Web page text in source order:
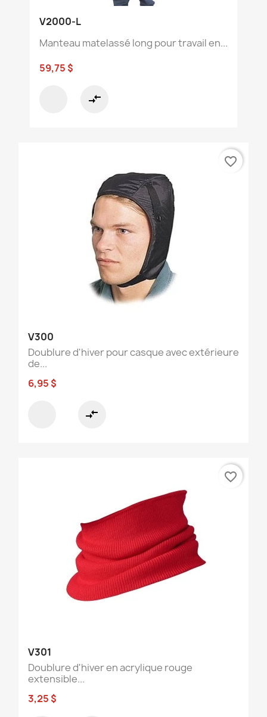
V2000-L
Manteau matelassé long pour travail en...
59,75 $
compare_arrows
V300
Doublure d'hiver pour casque avec extérieure
de...
6,95 $
compare_arrows
favorite_border
V301
Doublure d'hiver en acrylique rouge
extensible...
3,25 $
favorite_border